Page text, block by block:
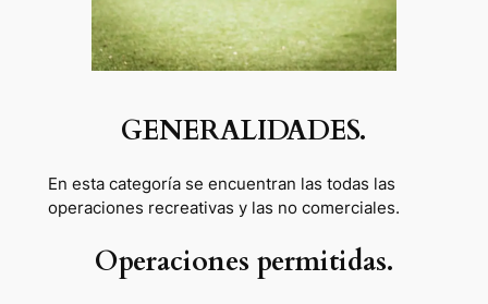
GENERALIDADES.
En esta categoría se encuentran las todas las
operaciones recreativas y las no comerciales.
Operaciones permitidas.